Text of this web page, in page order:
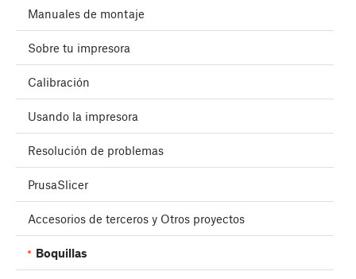
Manuales de montaje
Sobre tu impresora
Calibración
Usando la impresora
Resolución de problemas
PrusaSlicer
Accesorios de terceros y Otros proyectos
Boquillas